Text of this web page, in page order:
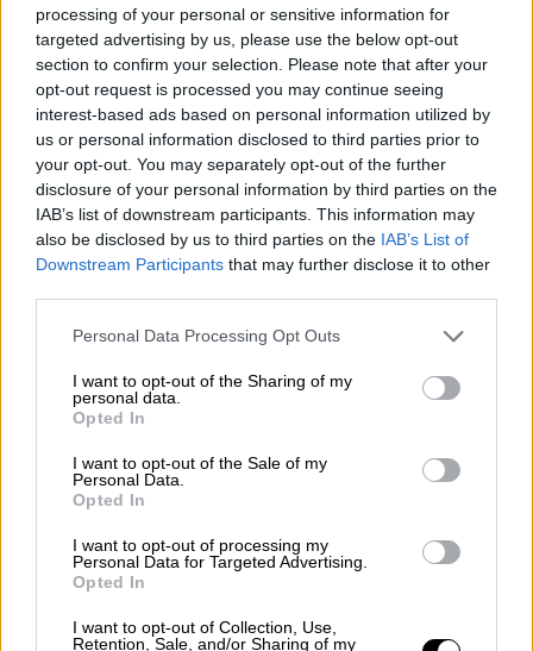
processing of your personal or sensitive information for
targeted advertising by us, please use the below opt-out
section to confirm your selection. Please note that after your
opt-out request is processed you may continue seeing
interest-based ads based on personal information utilized by
us or personal information disclosed to third parties prior to
your opt-out. You may separately opt-out of the further
disclosure of your personal information by third parties on the
IAB’s list of downstream participants. This information may
also be disclosed by us to third parties on the IAB’s List of
Downstream Participants that may further disclose it to other
Please note that this website/app uses one or more Google
not limited to your visit or usage behaviour. You may click to
grant or deny consent to Google and its third-party tags to
use your data for below specified purposes in below Google
consent section.
Personal Data Processing Opt Outs
I want to opt-out of the Sharing of my
personal data.
Opted In
I want to opt-out of the Sale of my
Personal Data.
Opted In
I want to opt-out of processing my
Personal Data for Targeted Advertising.
Opted In
I want to opt-out of Collection, Use,
Retention, Sale, and/or Sharing of my
Αξιοσημείωτο είναι πάντως ότι στην Κρήτη
είναι έτοιμο αντίστοιχο σχέδιο από το
Κέντρο Τεκμηρίωσηςκαι Κοστολόγησης
Νοσοκομειακών Υπηρεσιών (ΚΕΤΕΚΝΥ), το
οποίο έχει εφαρμόσει ατομικό φάκελο
υγείας σχεδόν σε όλα τα νοσοκομεία του
νησιού και μάλιστα χωρίς κανένα ιδιαίτερο
κόστος.
Είναι ενδεικτικό ότι τα νοσοκομεία της
εδώ και καιρό και η μία μονάδα υγείας και το
προσωπικό της, μπορεί να βλέπει από
απόσταση τον ιατρικό φάκελο ασθενούς που
Το μόνο βέβαιον είναι ότι η σύνδεση όλων
δεδομένων
μεταξύ νοσοκομείων και των άλλων
δημοσίων μονάδων υγείας, αλλά και του
γιατροί να έχουν πλήρη εικόνα της